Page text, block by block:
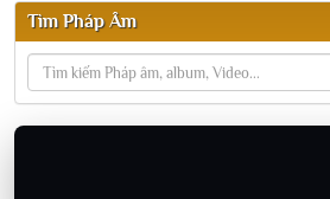
Tìm Pháp Âm